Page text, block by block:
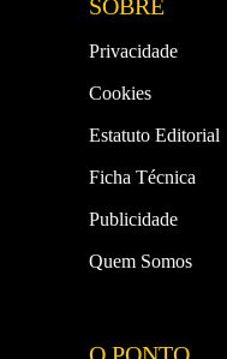
SOBRE
Privacidade
Cookies
Estatuto Editorial
Ficha Técnica
Publicidade
Quem Somos